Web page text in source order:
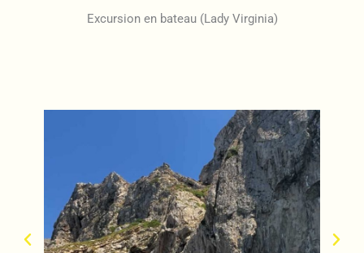
Excursion en bateau (Lady Virginia)